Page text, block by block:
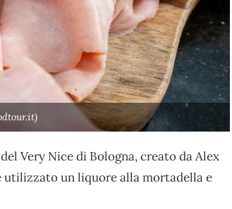
del Very Nice di Bologna, creato da Alex
utilizzato un liquore alla mortadella e